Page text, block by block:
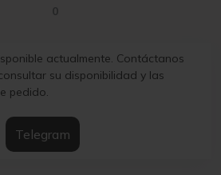
0
actualmente. Contáctanos
su disponibilidad y las
pedido.
Telegram